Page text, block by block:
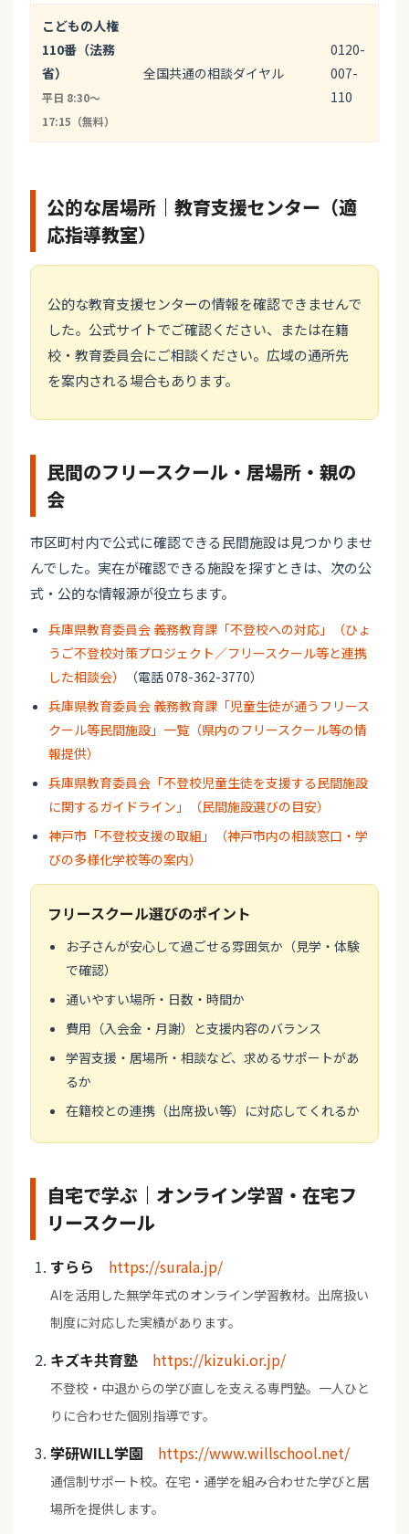
こどもの人権
110番（法務
省）
平日 8:30〜
17:15（無料）
全国共通の相談ダイヤル
0120-
007-
110
公的な居場所｜教育支援センター（適
応指導教室）
公的な教育支援センターの情報を確認できませんで
した。公式サイトでご確認ください、または在籍
校・教育委員会にご相談ください。広域の通所先
を案内される場合もあります。
民間のフリースクール・居場所・親の
会
市区町村内で公式に確認できる民間施設は見つかりませ
んでした。実在が確認できる施設を探すときは、次の公
式・公的な情報源が役立ちます。
兵庫県教育委員会 義務教育課「不登校への対応」（ひょ
うご不登校対策プロジェクト／フリースクール等と連携
した相談会）
（電話 078-362-3770）
兵庫県教育委員会 義務教育課「児童生徒が通うフリース
クール等民間施設」一覧（県内のフリースクール等の情
報提供）
兵庫県教育委員会「不登校児童生徒を支援する民間施設
に関するガイドライン」（民間施設選びの目安）
神戸市「不登校支援の取組」（神戸市内の相談窓口・学
びの多様化学校等の案内）
フリースクール選びのポイント
お子さんが安心して過ごせる雰囲気か（見学・体験
で確認）
通いやすい場所・日数・時間か
費用（入会金・月謝）と支援内容のバランス
学習支援・居場所・相談など、求めるサポートがあ
るか
在籍校との連携（出席扱い等）に対応してくれるか
自宅で学ぶ｜オンライン学習・在宅フ
リースクール
すらら https://surala.jp/
AIを活用した無学年式のオンライン学習教材。出席扱い
制度に対応した実績があります。
キズキ共育塾 https://kizuki.or.jp/
不登校・中退からの学び直しを支える専門塾。一人ひと
りに合わせた個別指導です。
学研WILL学園 https://www.willschool.net/
通信制サポート校。在宅・通学を組み合わせた学びと居
場所を提供します。